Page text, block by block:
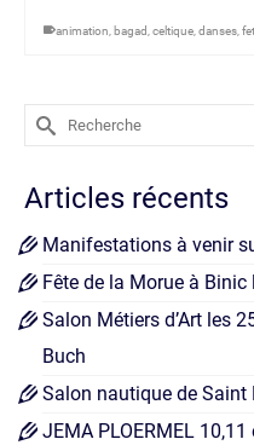
animation bagad celtique danses
Rechercher :
Articles récents
Manifestations à venir
Fête de la Morue à
Salon Métiers d’Art les
Buch
Salon nautique de
JEMA PLOERMEL